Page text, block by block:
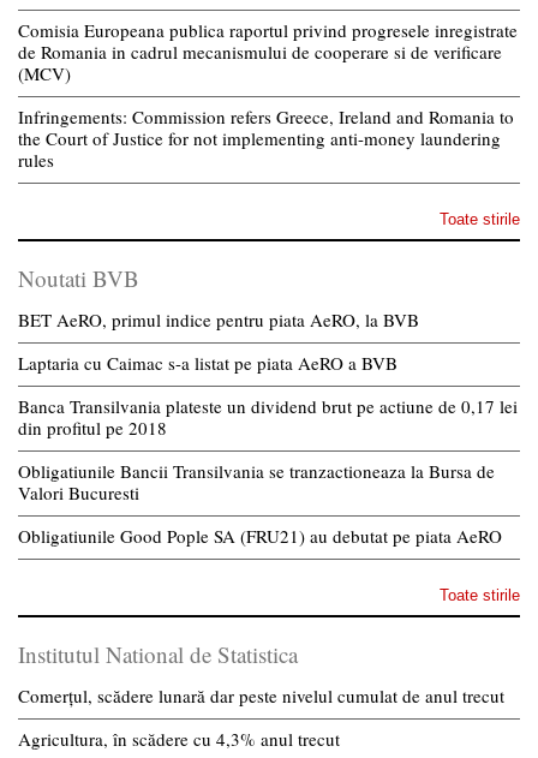
Comisia Europeana publica raportul privind progresele inregistrate
de Romania in cadrul mecanismului de cooperare si de verificare
(MCV)
Infringements: Commission refers Greece, Ireland and Romania to
the Court of Justice for not implementing anti-money laundering
rules
Toate stirile
Noutati BVB
BET AeRO, primul indice pentru piata AeRO, la BVB
Laptaria cu Caimac s-a listat pe piata AeRO a BVB
Banca Transilvania plateste un dividend brut pe actiune de 0,17 lei
din profitul pe 2018
Obligatiunile Bancii Transilvania se tranzactioneaza la Bursa de
Valori Bucuresti
Obligatiunile Good Pople SA (FRU21) au debutat pe piata AeRO
Toate stirile
Institutul National de Statistica
Comerțul, scădere lunară dar peste nivelul cumulat de anul trecut
Agricultura, în scădere cu 4,3% anul trecut